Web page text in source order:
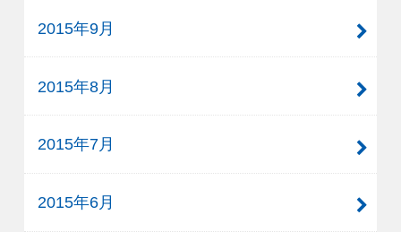
2015年9月
2015年8月
2015年7月
2015年6月